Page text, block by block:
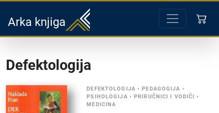
Arka knjiga
Defektologija
DEFEKTOLOGIJA •PEDAGOGIJA •
PSIHOLOGIJA •PRIRUČNICI I VODIČI •
MEDICINA